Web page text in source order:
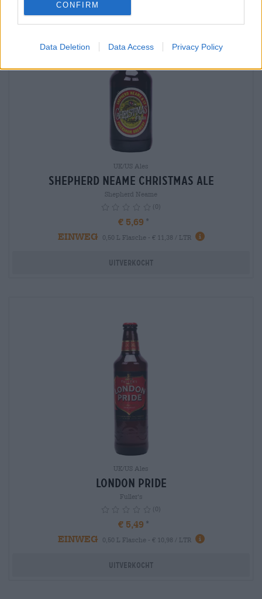
CONFIRM
Data Deletion Data Access Privacy Policy
UK/US Ales
Shepherd Neame Christmas Ale
Shepherd Neame
(0)
€ 5,69
EINWEG
0,50 L Flasche - € 11,38 / LTR info
Uitverkocht
UK/US Ales
London Pride
Fuller‘s
(0)
€ 5,49
EINWEG
0,50 L Flasche - € 10,98 / LTR info
Uitverkocht